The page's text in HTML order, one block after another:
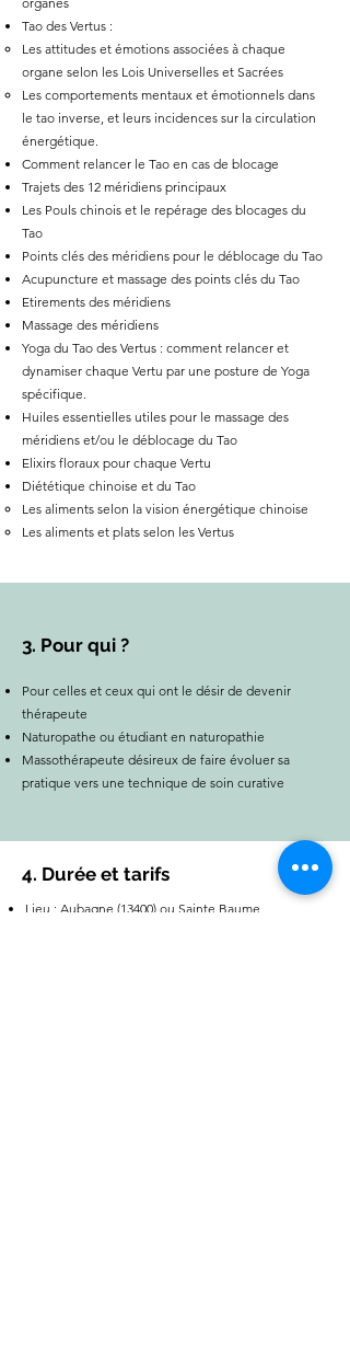
Tao des Vertus :
Les attitudes et émotions associées à chaque
organe selon les Lois Universelles et Sacrées
Les comportements mentaux et émotionnels dans
le tao inverse, et leurs incidences sur la circulation
énergétique.
Comment relancer le Tao en cas de blocage
Trajets des 12 méridiens principaux
Les Pouls chinois et le repérage des blocages du
Tao
Points clés des méridiens pour le déblocage du Tao
Acupuncture et massage des points clés du Tao
Etirements des méridiens
Massage des méridiens
Yoga du Tao des Vertus : comment relancer et
dynamiser chaque Vertu par une posture de Yoga
spécifique.
Huiles essentielles utiles pour le massage des
méridiens et/ou le déblocage du Tao
Elixirs floraux pour chaque Vertu
Diététique chinoise et du Tao
Les aliments selon la vision énergétique chinoise
Les aliments et plats selon les Vertus
3. Pour qui ?
Pour celles et ceux qui ont le désir de devenir
thérapeute
Naturopathe ou étudiant en naturopathie
Massothérapeute désireux de faire évoluer sa
pratique vers une technique de soin curative
4. Durée et tarifs
Lieu : Aubagne (13400) ou Sainte Baume